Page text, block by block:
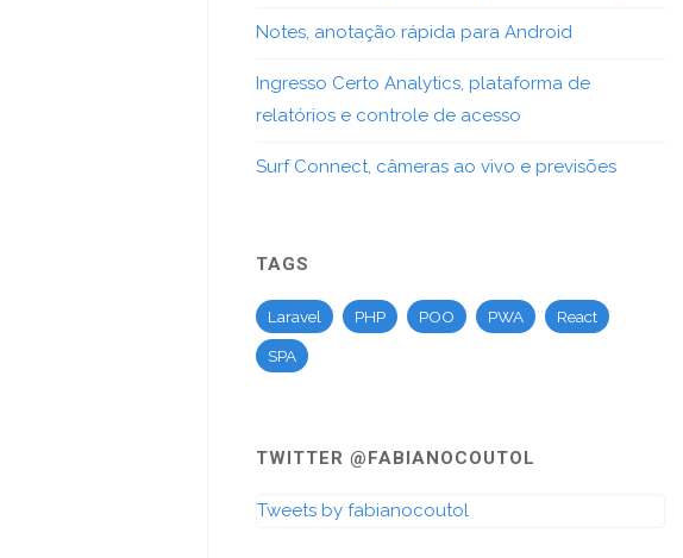
Notes, anotação rápida para Android
Ingresso Certo Analytics, plataforma de
relatórios e controle de acesso
Surf Connect, câmeras ao vivo e previsões
TAGS
Laravel PHP POO PWA React
SPA
TWITTER @FABIANOCOUTOL
Tweets by fabianocoutol